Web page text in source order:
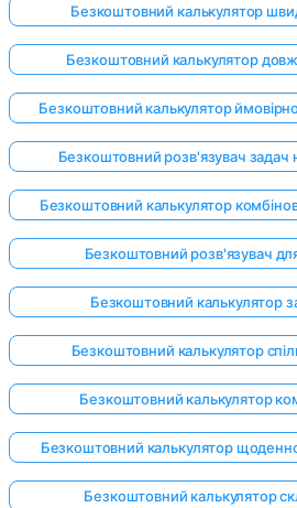
Безкоштовний калькулятор
Безкоштовний калькулятор
Безкоштовний калькулятор
Безкоштовний розв'язувач задач
Безкоштовний калькулятор
Безкоштовний розв'язувач для
Безкоштовний калькулятор
Безкоштовний калькулятор
Безкоштовний калькулятор
Безкоштовний калькулятор
Безкоштовний калькулятор